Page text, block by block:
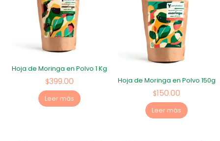
Hoja de Moringa en Polvo 1 Kg
$399.00
Leer más
Hoja de Moringa en Polvo 150g
$150.00
Leer más